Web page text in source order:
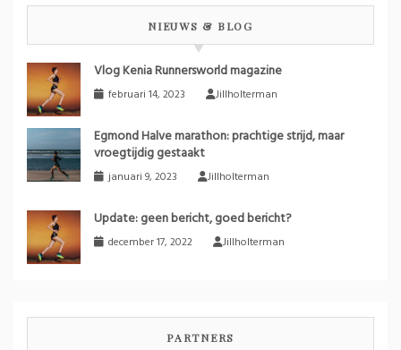
NIEUWS & BLOG
Vlog Kenia Runnersworld magazine
februari 14, 2023 Jillholterman
Egmond Halve marathon: prachtige strijd, maar
vroegtijdig gestaakt
januari 9, 2023 Jillholterman
Update: geen bericht, goed bericht?
december 17, 2022 Jillholterman
PARTNERS